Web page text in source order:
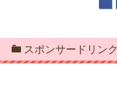
スポンサードリンク